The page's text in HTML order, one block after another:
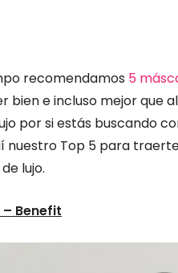
recomendamos 5
bien e incluso mejor que
por si estás buscando
nuestro Top 5 para
lujo.
– Benefit